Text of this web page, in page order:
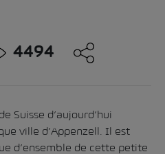
4494
Suisse d’aujourd’hui
ville d’Appenzell. Il est
d’ensemble de cette petite